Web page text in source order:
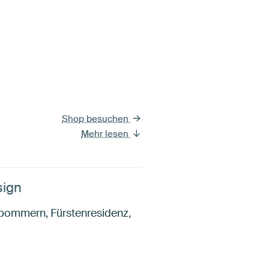
Shop besuchen
Mehr lesen
Fürstenresidenz,